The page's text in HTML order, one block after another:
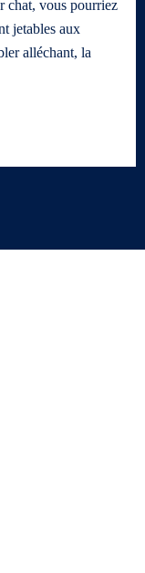
chat, vous pourriez
jetables aux
alléchant, la